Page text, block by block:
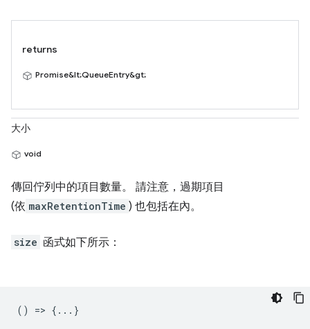
returns
Promise&lt;QueueEntry&gt;
大小
void
傳回佇列中的項目數量。 請注意，過期項目
(依 maxRetentionTime ) 也包括在內。
size 函式如下所示：
() => {...}